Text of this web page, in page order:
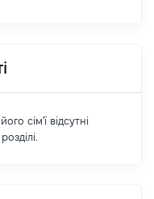
сім'ї відсутні